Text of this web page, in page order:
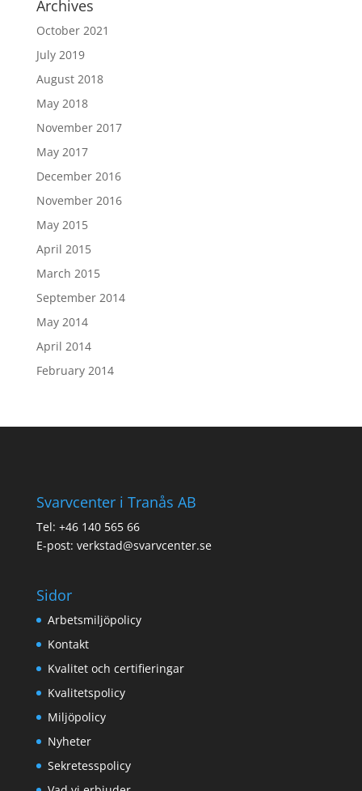
Archives
October 2021
July 2019
August 2018
May 2018
November 2017
May 2017
December 2016
November 2016
May 2015
April 2015
March 2015
September 2014
May 2014
April 2014
February 2014
Svarvcenter i Tranås AB
Tel: +46 140 565 66
E-post: verkstad@svarvcenter.se
Sidor
Arbetsmiljöpolicy
Kontakt
Kvalitet och certifieringar
Kvalitetspolicy
Miljöpolicy
Nyheter
Sekretesspolicy